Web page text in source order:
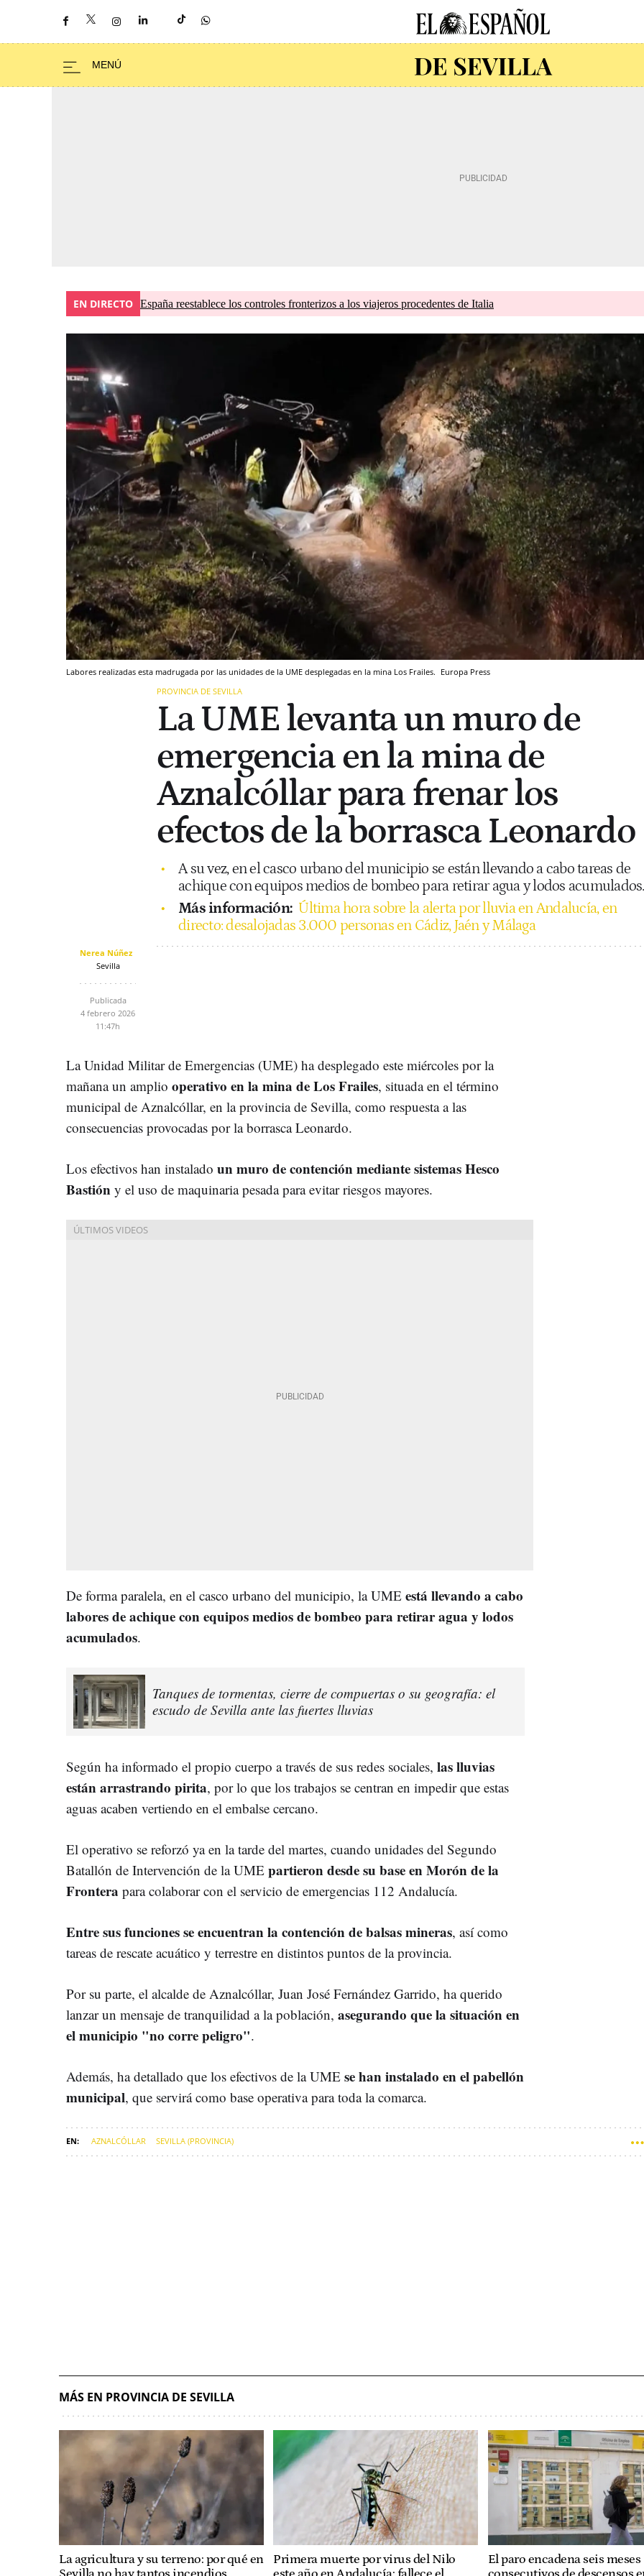
EN DIRECTO España reestablece los controles fronterizos a los viajeros procedentes de Italia
Labores realizadas esta madrugada por las unidades de la UME desplegadas en la mina Los Frailes. Europa Press
PROVINCIA DE SEVILLA
La UME levanta un muro de
emergencia en la mina de
Aznalcóllar para frenar los
efectos de la borrasca Leonardo
A su vez, en el casco urbano del municipio se están llevando a cabo tareas de
achique con equipos medios de bombeo para retirar agua y lodos acumulados.
Más información: Última hora sobre la alerta por lluvia en Andalucía, en
directo: desalojadas 3.000 personas en Cádiz, Jaén y Málaga
Nerea Núñez
Sevilla
Publicada
4 febrero 2026
11:47h
La Unidad Militar de Emergencias (UME) ha desplegado este miércoles por la
mañana un amplio operativo en la mina de Los Frailes, situada en el término
municipal de Aznalcóllar, en la provincia de Sevilla, como respuesta a las
consecuencias provocadas por la borrasca Leonardo.
Los efectivos han instalado un muro de contención mediante sistemas Hesco
Bastión y el uso de maquinaria pesada para evitar riesgos mayores.
De forma paralela, en el casco urbano del municipio, la UME está llevando a cabo
labores de achique con equipos medios de bombeo para retirar agua y lodos
acumulados.
Tanques de tormentas, cierre de compuertas o su geografía: el
escudo de Sevilla ante las fuertes lluvias
Según ha informado el propio cuerpo a través de sus redes sociales, las lluvias
están arrastrando pirita, por lo que los trabajos se centran en impedir que estas
aguas acaben vertiendo en el embalse cercano.
El operativo se reforzó ya en la tarde del martes, cuando unidades del Segundo
Batallón de Intervención de la UME partieron desde su base en Morón de la
Frontera para colaborar con el servicio de emergencias 112 Andalucía.
Entre sus funciones se encuentran la contención de balsas mineras, así como
tareas de rescate acuático y terrestre en distintos puntos de la provincia.
Por su parte, el alcalde de Aznalcóllar, Juan José Fernández Garrido, ha querido
lanzar un mensaje de tranquilidad a la población, asegurando que la situación en
el municipio "no corre peligro".
Además, ha detallado que los efectivos de la UME se han instalado en el pabellón
municipal, que servirá como base operativa para toda la comarca.
AZNALCÓLLAR SEVILLA (PROVINCIA)
MÁS EN PROVINCIA DE SEVILLA
La agricultura y su terreno: por qué en
Primera muerte por virus del Nilo
El paro encadena seis meses